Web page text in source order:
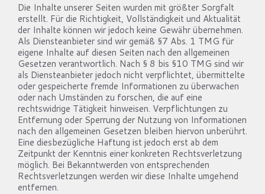
Die Inhalte unserer Seiten wurden mit größter Sorgfalt
erstellt. Für die Richtigkeit, Vollständigkeit und Aktualität
der Inhalte können wir jedoch keine Gewähr übernehmen.
Als Diensteanbieter sind wir gemäß §7 Abs. 1 TMG für
eigene Inhalte auf diesen Seiten nach den allgemeinen
Gesetzen verantwortlich. Nach § 8 bis §10 TMG sind wir
als Diensteanbieter jedoch nicht verpflichtet, übermittelte
oder gespeicherte fremde Informationen zu überwachen
oder nach Umständen zu forschen, die auf eine
rechtswidrige Tätigkeit hinweisen. Verpflichtungen zu
Entfernung oder Sperrung der Nutzung von Informationen
nach den allgemeinen Gesetzen bleiben hiervon unberührt.
Eine diesbezügliche Haftung ist jedoch erst ab dem
Zeitpunkt der Kenntnis einer konkreten Rechtsverletzung
möglich. Bei Bekanntwerden von entsprechenden
Rechtsverletzungen werden wir diese Inhalte umgehend
entfernen.